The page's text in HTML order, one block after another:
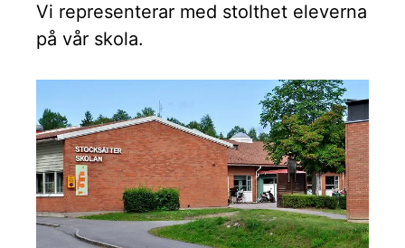
Vi representerar med stolthet eleverna
på vår skola.